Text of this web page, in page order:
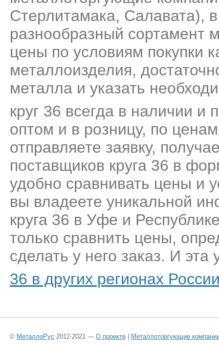
Стерлитамака, Салавата),
разнообразный сортамент
цены по условиям покупки
металлоизделия,
металла и указать
круг 36 всегда в наличии и
оптом и в розницу, по
отправляете заявку,
поставщиков круга 36 в
удобно сравнивать цены и
вы владеете уникальной
круга 36 в Уфе и
только сравнить цены,
сделать у него заказ. И эта
36 в других регионах
© МеталлоРус 2012-2021 — О проекте Металлоторгующие